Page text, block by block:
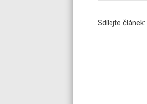
Sdílejte článek: